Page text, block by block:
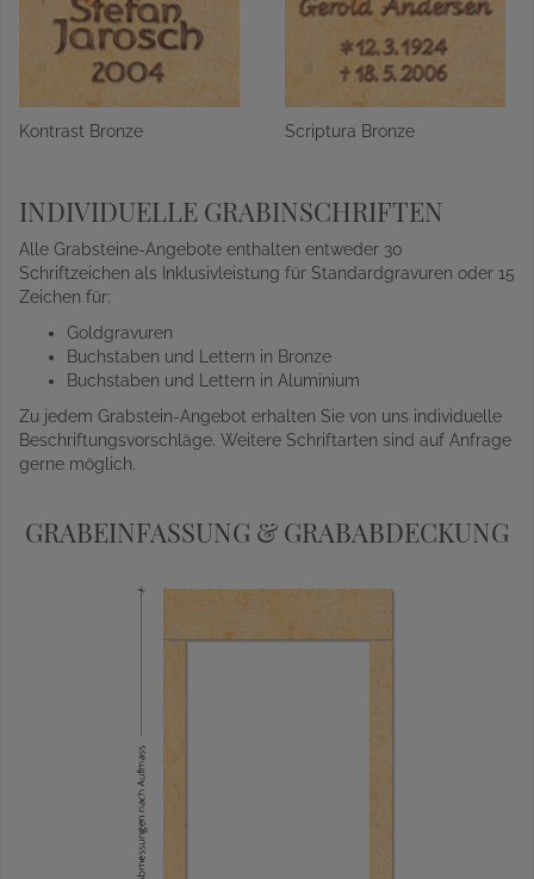
Kontrast Bronze Scriptura Bronze
INDIVIDUELLE GRABINSCHRIFTEN
Alle Grabsteine-Angebote enthalten entweder 30
Schriftzeichen als Inklusivleistung für Standardgravuren oder 15
Zeichen für:
Goldgravuren
Buchstaben und Lettern in Bronze
Buchstaben und Lettern in Aluminium
Zu jedem Grabstein-Angebot erhalten Sie von uns individuelle
Beschriftungsvorschläge. Weitere Schriftarten sind auf Anfrage
gerne möglich.
GRABEINFASSUNG & GRABABDECKUNG